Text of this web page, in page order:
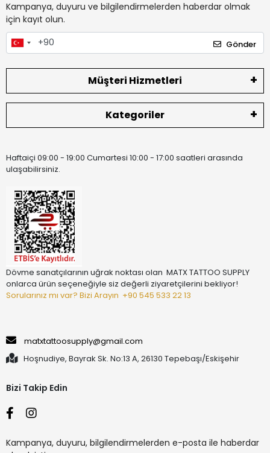
Kampanya, duyuru ve bilgilendirmelerden haberdar olmak
için kayıt olun.
Gönder
Müşteri Hizmetleri
Kategoriler
Haftaiçi 09:00 - 19:00 Cumartesi 10:00 - 17:00 saatleri arasında
ulaşabilirsiniz.
Dövme sanatçılarının uğrak noktası olan MATX TATTOO SUPPLY
onlarca ürün seçeneğiyle siz değerli ziyaretçilerini bekliyor!
Sorularınız mı var? Bizi Arayın +90 545 533 22 13
matxtattoosupply@gmail.com
Hoşnudiye, Bayrak Sk. No:13 A, 26130 Tepebaşı/Eskişehir
Bizi Takip Edin
Kampanya, duyuru, bilgilendirmelerden e-posta ile haberdar